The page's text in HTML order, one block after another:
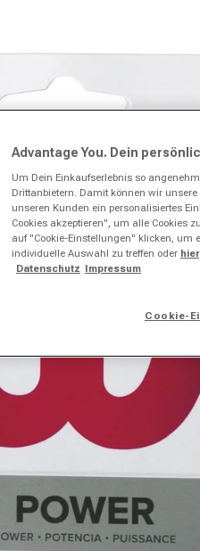
Advantage You. Dein
Um Dein Einkaufserlebnis so
Drittanbietern. Damit können wir
unseren Kunden ein personalisiertes
Cookies akzeptieren", um alle Cookies
auf "Cookie-Einstellungen" klicken, um
individuelle Auswahl zu treffen oder hier
Datenschutz Impressum
Cookie-